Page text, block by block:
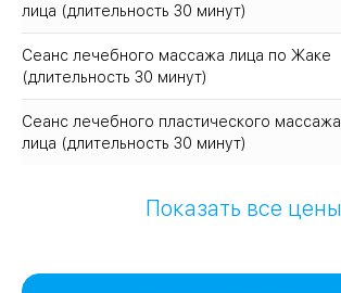
лица (длительность 30 минут)
Сеанс лечебного массажа лица по Жаке
(длительность 30 минут)
Сеанс лечебного пластического массажа
лица (длительность 30 минут)
Показать все цены